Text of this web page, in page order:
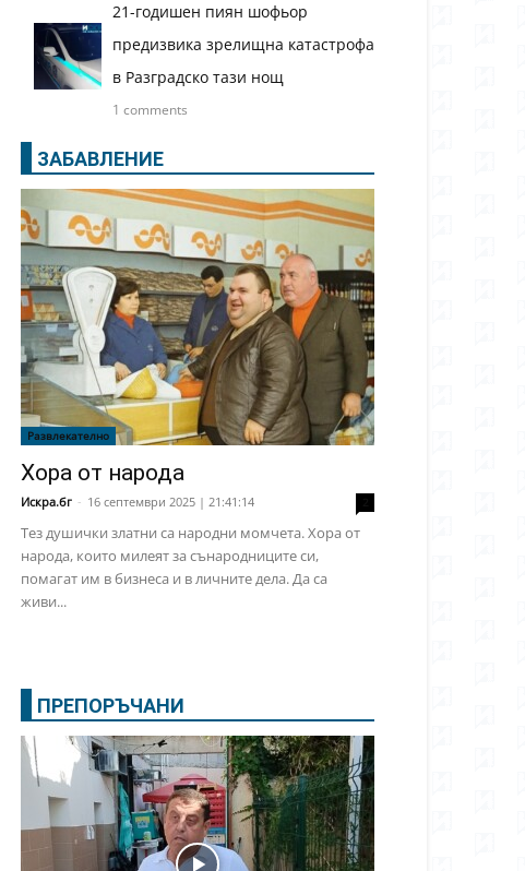
21-годишен пиян шофьор
предизвика зрелищна катастрофа
в Разградско тази нощ
1 comments
ЗАБАВЛЕНИЕ
Развлекателно
Хора от народа
Искра.бг - 16 септември 2025 | 21:41:14
Тез душички златни са народни момчета. Хора от
народа, които милеят за сънародниците си,
помагат им в бизнеса и в личните дела. Да са
живи...
ПРЕПОРЪЧАНИ